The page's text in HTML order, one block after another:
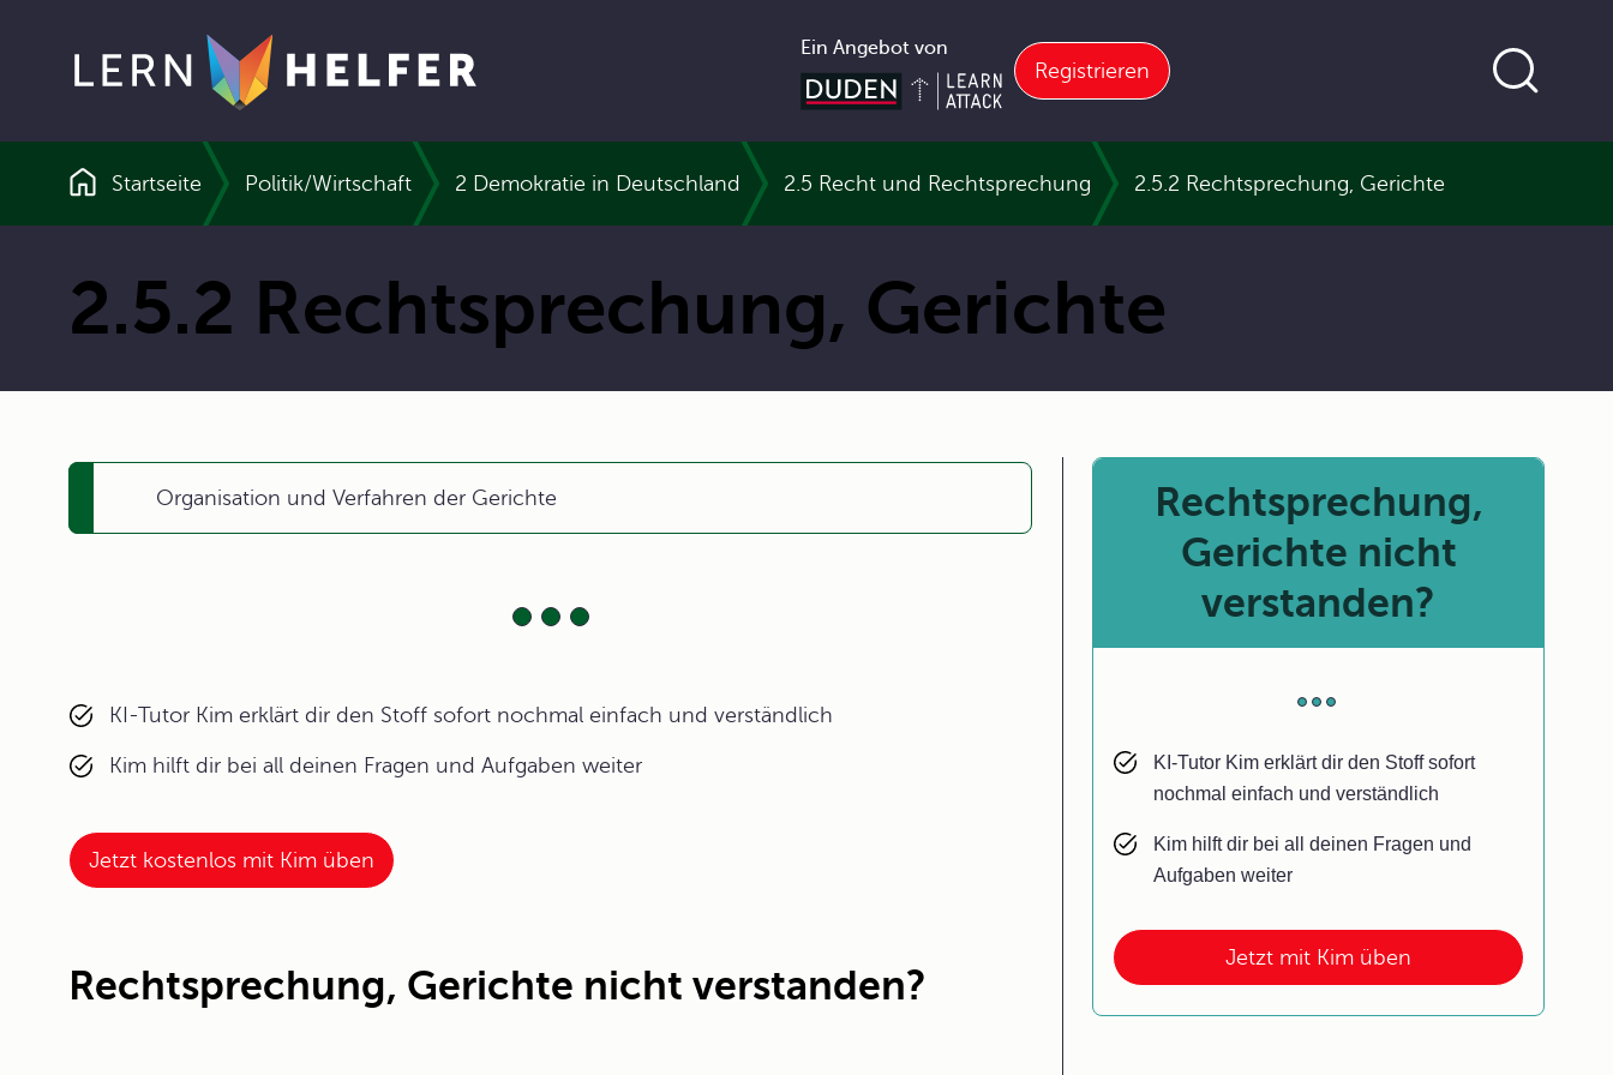
Ein Angebot von
Registrieren
Pfadnavigation
Startseite Politik/Wirtschaft 2 Demokratie in Deutschland 2.5 Recht und Rechtsprechung 2.5.2 Rechtsprechung, Gerichte
2.5.2 Rechtsprechung, Gerichte
Organisation und Verfahren der Gerichte
KI-Tutor Kim erklärt dir den Stoff sofort nochmal einfach und verständlich
Kim hilft dir bei all deinen Fragen und Aufgaben weiter
Jetzt kostenlos mit Kim üben
Rechtsprechung, Gerichte nicht verstanden?
Jetzt mit Kim üben
Rechtsprechung,
Gerichte nicht
verstanden?
KI-Tutor Kim erklärt dir den Stoff sofort
nochmal einfach und verständlich
Kim hilft dir bei all deinen Fragen und
Aufgaben weiter